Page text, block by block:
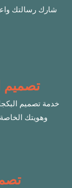
شارك رسالتك
تصميم
خدمة تصميم
وهويتك